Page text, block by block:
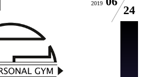
2019
24